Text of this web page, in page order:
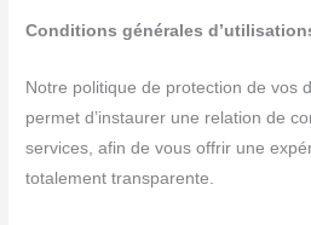
Conditions générales
Notre politique de protection de vos
permet d’instaurer une relation de
services, afin de vous offrir une
totalement transparente.